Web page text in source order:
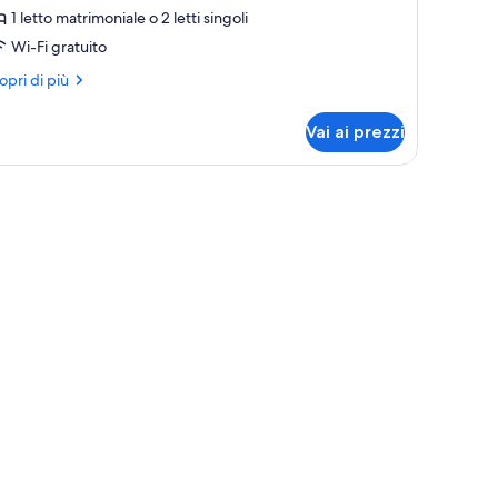
1 letto matrimoniale o 2 letti singoli
Wi-Fi gratuito
di più
Vai ai prezzi